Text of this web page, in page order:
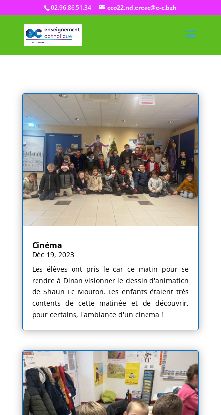
02.96.86.51.34 eco22.nd.ereac@e-c.bzh
Cinéma
Déc 19, 2023
Les élèves ont pris le car ce matin pour se
rendre à Dinan visionner le dessin d'animation
de Shaun Le Mouton. Les enfants étaient très
contents de cette matinée et de découvrir,
pour certains, l'ambiance d'un cinéma !